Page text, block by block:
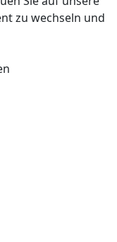
zu wechseln und